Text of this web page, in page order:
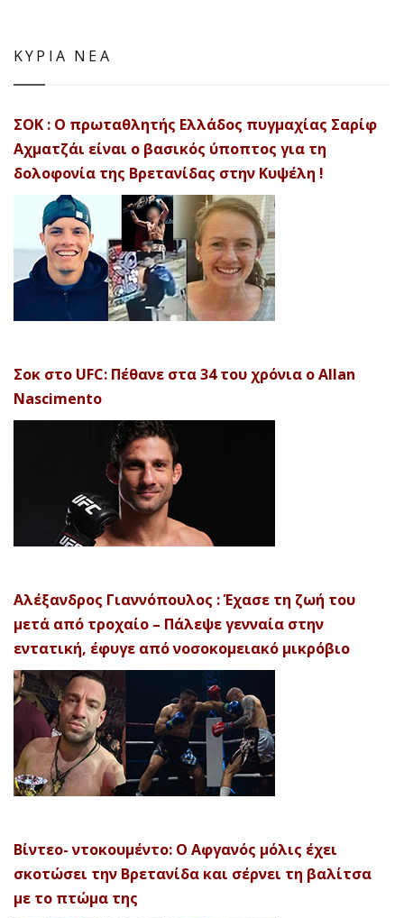
ΚΥΡΙΑ ΝΕΑ
ΣΟΚ : Ο πρωταθλητής Ελλάδος πυγμαχίας Σαρίφ
Αχματζάι είναι ο βασικός ύποπτος για τη
δολοφονία της Βρετανίδας στην Κυψέλη !
Σοκ στο UFC: Πέθανε στα 34 του χρόνια ο Allan
Nascimento
Αλέξανδρος Γιαννόπουλος : Έχασε τη ζωή του
μετά από τροχαίο – Πάλεψε γενναία στην
εντατική, έφυγε από νοσοκομειακό μικρόβιο
Βίντεο- ντοκουμέντο: Ο Αφγανός μόλις έχει
σκοτώσει την Βρετανίδα και σέρνει τη βαλίτσα
με το πτώμα της